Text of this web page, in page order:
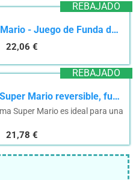
REBAJADO
Nintendo Super Mario - Juego de Funda de edredón Oficial para Cama Individual, diseño Continuo,...
22,06 €
REBAJADO
Juego de cama Super Mario reversible, funda nórdica de 140 x 200 cm y funda de almohada,...
Super Mario es ideal para una
21,78 €